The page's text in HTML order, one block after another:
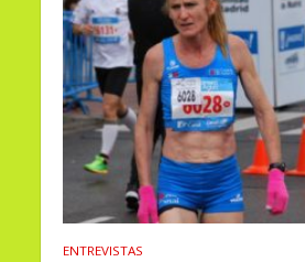
ENTREVISTAS